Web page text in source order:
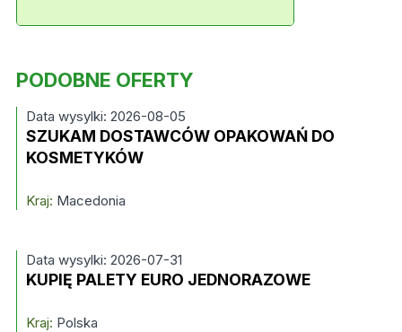
PODOBNE OFERTY
Data wysylki: 2026-08-05
SZUKAM DOSTAWCÓW OPAKOWAŃ DO
KOSMETYKÓW
Kraj: Macedonia
Data wysylki: 2026-07-31
KUPIĘ PALETY EURO JEDNORAZOWE
Kraj: Polska